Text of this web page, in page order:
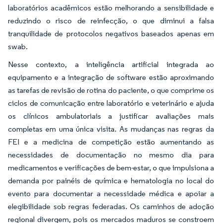
laboratórios acadêmicos estão melhorando a sensibilidade e
reduzindo o risco de reinfecção, o que diminui a falsa
tranquilidade de protocolos negativos baseados apenas em
swab.
Nesse contexto, a inteligência artificial integrada ao
equipamento e a integração de software estão aproximando
as tarefas de revisão de rotina do paciente, o que comprime os
ciclos de comunicação entre laboratório e veterinário e ajuda
os clínicos ambulatoriais a justificar avaliações mais
completas em uma única visita. As mudanças nas regras da
FEI e a medicina de competição estão aumentando as
necessidades de documentação no mesmo dia para
medicamentos e verificações de bem-estar, o que impulsiona a
demanda por painéis de química e hematologia no local do
evento para documentar a necessidade médica e apoiar a
elegibilidade sob regras federadas. Os caminhos de adoção
regional divergem, pois os mercados maduros se constroem